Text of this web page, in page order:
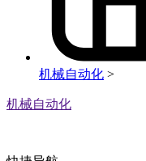
机械自动化 >
机械自动化